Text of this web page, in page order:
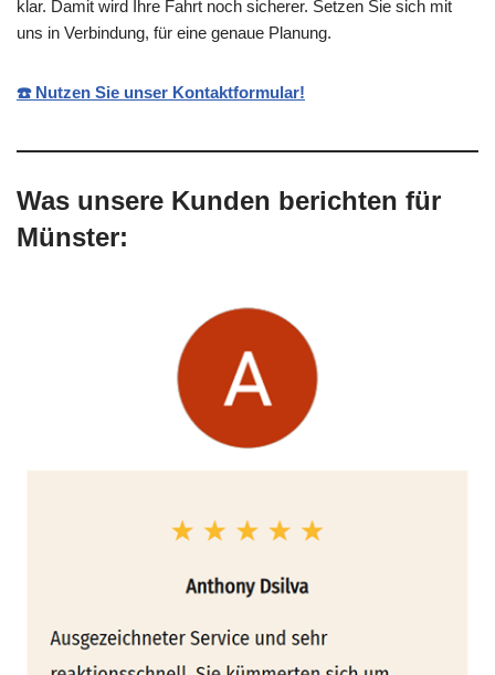
klar. Damit wird Ihre Fahrt noch sicherer. Setzen Sie sich mit
uns in Verbindung, für eine genaue Planung.
☎️ Nutzen Sie unser Kontaktformular!
Was unsere Kunden berichten für
Münster: